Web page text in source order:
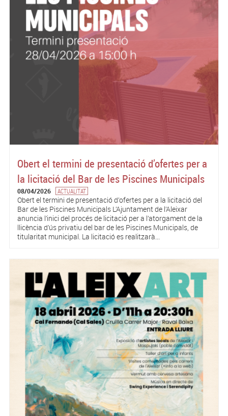
Obert el termini de presentació d’ofertes per a
la licitació del Bar de les Piscines Municipals
08/04/2026 ACTUALITAT
Obert el termini de presentació d’ofertes per a la licitació del
Bar de les Piscines Municipals L’Ajuntament de l’Aleixar
anuncia l’inici del procés de licitació per a l’atorgament de la
llicència d’ús privatiu del bar de les Piscines Municipals, de
titularitat municipal. La licitació es realitzarà...